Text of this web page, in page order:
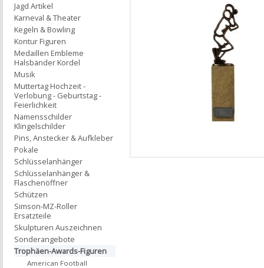
Jagd Artikel
Karneval & Theater
Kegeln & Bowling
Kontur Figuren
Medaillen Embleme
Halsbänder Kordel
Musik
Muttertag Hochzeit -
Verlobung - Geburtstag -
Feierlichkeit
Namensschilder
Klingelschilder
Pins, Anstecker & Aufkleber
Pokale
Schlüsselanhänger
Schlüsselanhänger &
Flaschenöffner
Schützen
Simson-MZ-Roller
Ersatzteile
Skulpturen Auszeichnen
Sonderangebote
Trophäen-Awards-Figuren
American Football